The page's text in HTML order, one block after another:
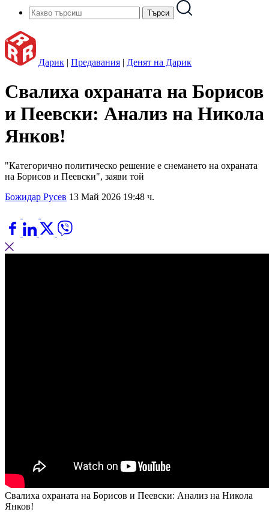
Дарик | Предавания | Денят на Дарик
Свалиха охраната на Борисов
и Пеевски: Анализ на Никола
Янков!
"Категорично политическо решение е снемането на охраната
на Борисов и Пеевски", заяви той
Божидар Русев 13 Май 2026 19:48 ч.
Свалиха охраната на Борисов и Пеевски: Анализ на Никола
Янков!